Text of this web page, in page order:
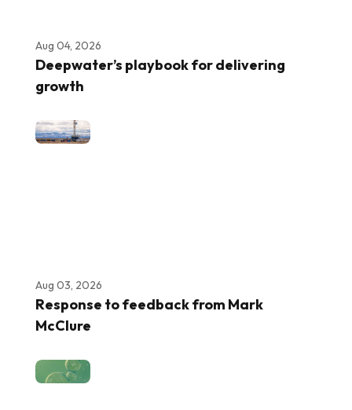
Aug 04, 2026
Deepwater’s playbook for delivering
growth
Aug 03, 2026
Response to feedback from Mark
McClure